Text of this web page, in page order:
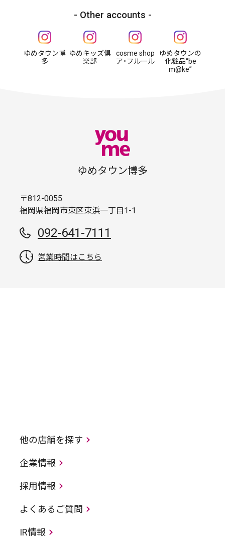
Other accounts
ゆめタウン博
多
ゆめキッズ倶
楽部
cosme shop
ア・フルール
ゆめタウンの
化粧品“be
m@ke”
ゆめタウン博多
〒812-0055
福岡県福岡市東区東浜一丁目1-1
092-641-7111
営業時間はこちら
他の店舗を探す
企業情報
採用情報
よくあるご質問
IR情報